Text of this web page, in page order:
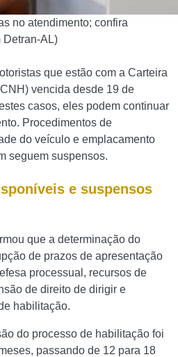
no atendimento; confira
Detran-AL)
que estão com a Carteira
vencida desde 19 de
casos, eles podem continuar
Procedimentos de
do veículo e emplacamento
seguem suspensos.
e suspensos
que a determinação do
de prazos de apresentação
processual, recursos de
de direito de dirigir e
habilitação.
do processo de habilitação foi
passando de 12 para 18